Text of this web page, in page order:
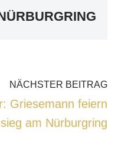
NÄCHSTER BEITRAG
Griesemann feiern
sieg am Nürburgring